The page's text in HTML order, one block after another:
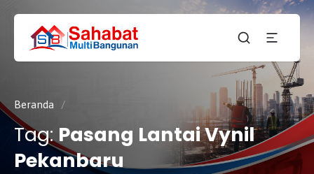
CV.
SAHABAT
MULTI
BANGUNAN
Sahabat
Pembangunan Anda
Beranda /
Tag:Pasang Lantai Vynil
Pekanbaru